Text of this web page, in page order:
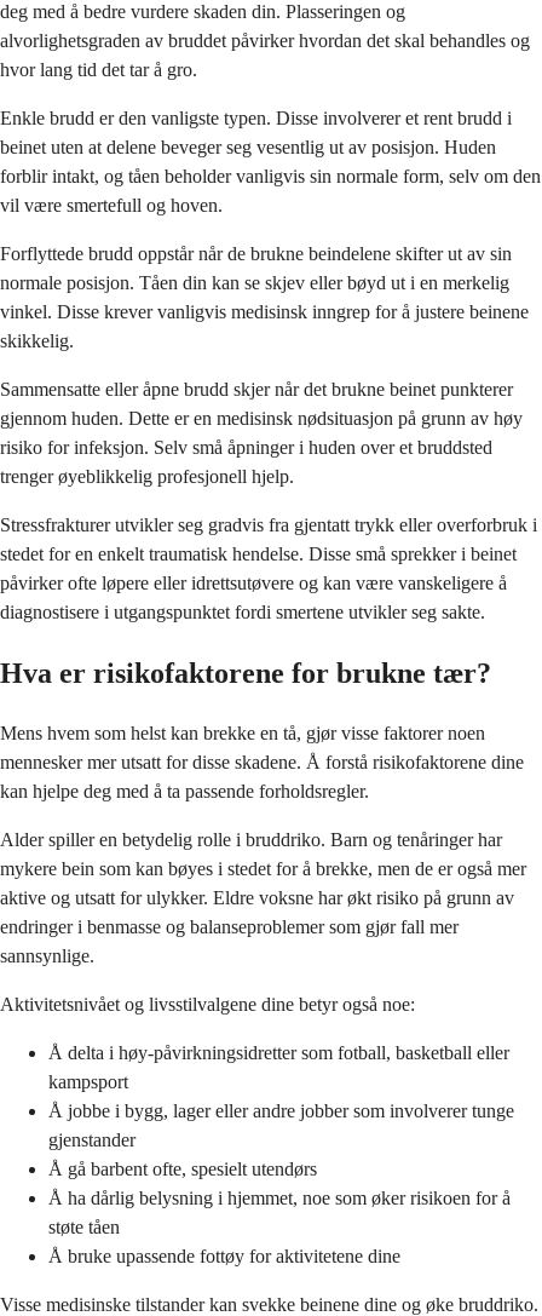
deg med å bedre vurdere skaden din. Plasseringen og
alvorlighetsgraden av bruddet påvirker hvordan det skal behandles og
hvor lang tid det tar å gro.
Enkle brudd er den vanligste typen. Disse involverer et rent brudd i
beinet uten at delene beveger seg vesentlig ut av posisjon. Huden
forblir intakt, og tåen beholder vanligvis sin normale form, selv om den
vil være smertefull og hoven.
Forflyttede brudd oppstår når de brukne beindelene skifter ut av sin
normale posisjon. Tåen din kan se skjev eller bøyd ut i en merkelig
vinkel. Disse krever vanligvis medisinsk inngrep for å justere beinene
skikkelig.
Sammensatte eller åpne brudd skjer når det brukne beinet punkterer
gjennom huden. Dette er en medisinsk nødsituasjon på grunn av høy
risiko for infeksjon. Selv små åpninger i huden over et bruddsted
trenger øyeblikkelig profesjonell hjelp.
Stressfrakturer utvikler seg gradvis fra gjentatt trykk eller overforbruk i
stedet for en enkelt traumatisk hendelse. Disse små sprekker i beinet
påvirker ofte løpere eller idrettsutøvere og kan være vanskeligere å
diagnostisere i utgangspunktet fordi smertene utvikler seg sakte.
Hva er risikofaktorene for brukne tær?
Mens hvem som helst kan brekke en tå, gjør visse faktorer noen
mennesker mer utsatt for disse skadene. Å forstå risikofaktorene dine
kan hjelpe deg med å ta passende forholdsregler.
Alder spiller en betydelig rolle i bruddriko. Barn og tenåringer har
mykere bein som kan bøyes i stedet for å brekke, men de er også mer
aktive og utsatt for ulykker. Eldre voksne har økt risiko på grunn av
endringer i benmasse og balanseproblemer som gjør fall mer
sannsynlige.
Aktivitetsnivået og livsstilvalgene dine betyr også noe:
Å delta i høy-påvirkningsidretter som fotball, basketball eller
kampsport
Å jobbe i bygg, lager eller andre jobber som involverer tunge
gjenstander
Å gå barbent ofte, spesielt utendørs
Å ha dårlig belysning i hjemmet, noe som øker risikoen for å
støte tåen
Å bruke upassende fottøy for aktivitetene dine
Visse medisinske tilstander kan svekke beinene dine og øke bruddriko.